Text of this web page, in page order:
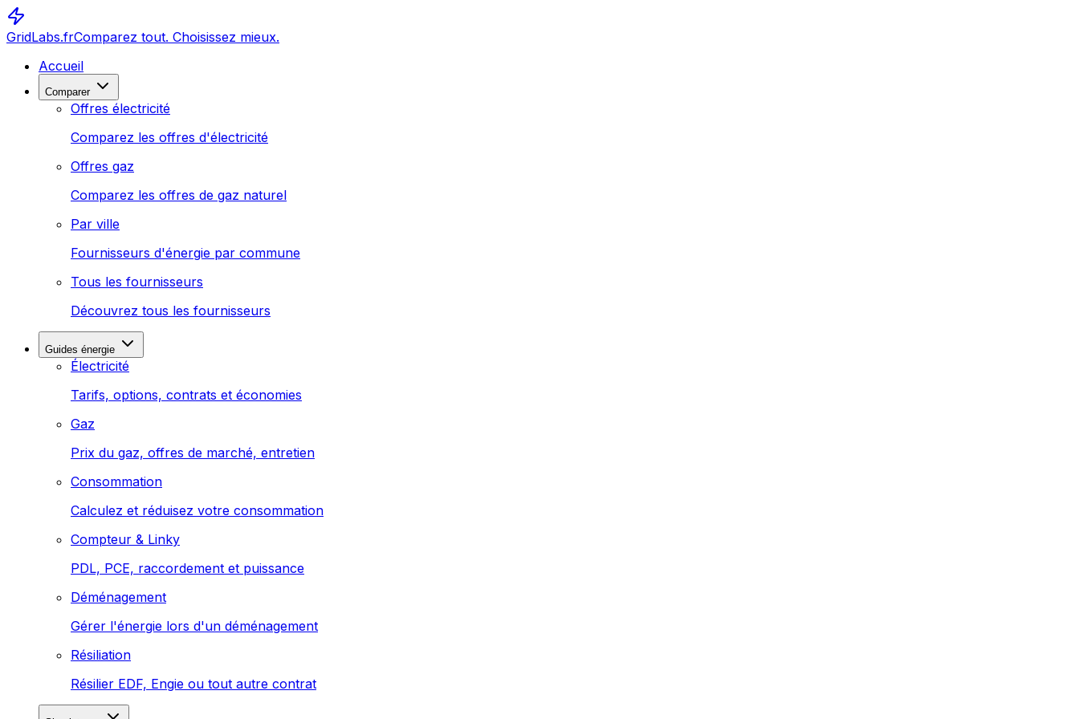
GridLabs.frComparez tout. Choisissez mieux.
Accueil
Comparer
Offres électricité
Comparez les offres d'électricité
Offres gaz
Comparez les offres de gaz naturel
Par ville
Fournisseurs d'énergie par commune
Tous les fournisseurs
Découvrez tous les fournisseurs
Guides énergie
Électricité
Tarifs, options, contrats et économies
Gaz
Prix du gaz, offres de marché, entretien
Consommation
Calculez et réduisez votre consommation
Compteur & Linky
PDL, PCE, raccordement et puissance
Déménagement
Gérer l'énergie lors d'un déménagement
Résiliation
Résilier EDF, Engie ou tout autre contrat